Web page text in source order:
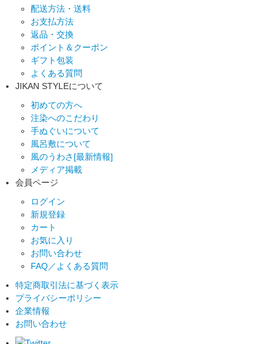
配送方法・送料
お支払方法
返品・交換
ポイント＆クーポン
ギフト包装
よくある質問
JIKAN STYLEについて
初めての方へ
注染へのこだわり
手ぬぐいについて
風呂敷について
風のうわさ[最新情報]
メディア掲載
会員ページ
ログイン
新規登録
カート
お気に入り
お問い合わせ
FAQ／よくある質問
特定商取引法に基づく表示
プライバシーポリシー
企業情報
お問い合わせ